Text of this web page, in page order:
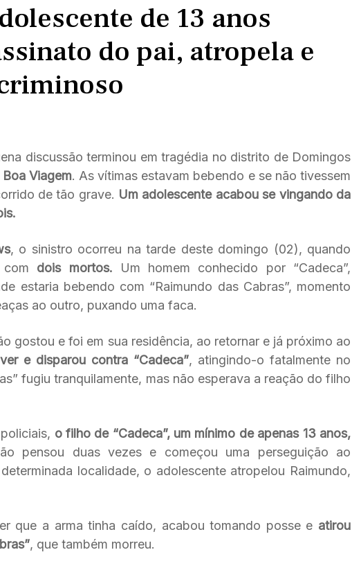
de 13 anos
do pai, atropela e
discussão terminou em tragédia no distrito de Domingos
Viagem. As vítimas estavam bebendo e se não tivessem
de tão grave. Um adolescente acabou se vingando da
, o sinistro ocorreu na tarde deste domingo (02), quando
com dois mortos. Um homem conhecido por “Cadeca”,
estaria bebendo com “Raimundo das Cabras”, momento
ao outro, puxando uma faca.
gostou e foi em sua residência, ao retornar e já próximo ao
e disparou contra “Cadeca”, atingindo-o fatalmente no
fugiu tranquilamente, mas não esperava a reação do filho
o filho de “Cadeca”, um mínimo de apenas 13 anos,
pensou duas vezes e começou uma perseguição ao
localidade, o adolescente atropelou Raimundo,
que a arma tinha caído, acabou tomando posse e atirou
, que também morreu.